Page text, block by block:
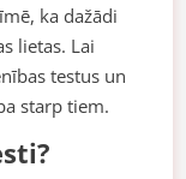
ka dažādi
lietas. Lai
testus un
starp tiem.